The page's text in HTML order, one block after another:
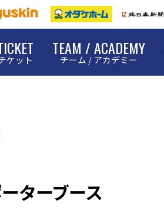
ケット
TEAM / ACADEMY
チーム / アカデミー
ターブース